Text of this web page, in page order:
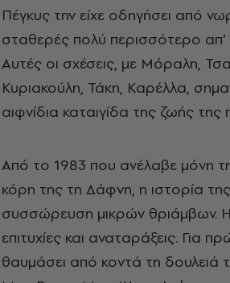
Πέγκυς την είχε οδηγήσει από
σταθερές πολύ περισσότερο
Αυτές οι σχέσεις, με Μόραλη,
Κυριακούλη, Τάκη, Καρέλλα,
αιφνίδια καταιγίδα της ζωής
Από το 1983 που ανέλαβε μόνη
κόρη της τη Δάφνη, η ιστορία της
συσσώρευση μικρών θριάμβων.
επιτυχίες και αναταράξεις. Για
θαυμάσει από κοντά τη